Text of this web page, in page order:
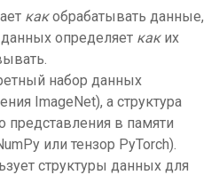
какобрабатывать данные,
данных определяет каких
набор данных
ImageNet), а структура
представления в памяти
или тензор PyTorch).
структуры данных для